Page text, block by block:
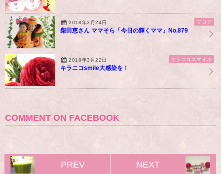
2018年3月24日 ブログ
柴田恵さん ママそら「今日の輝くママ」No.879
2018年3月22日 キラニコスマイル
キラニコsmile大感染を！
COMMENT ON FACEBOOK
PREV NEXT